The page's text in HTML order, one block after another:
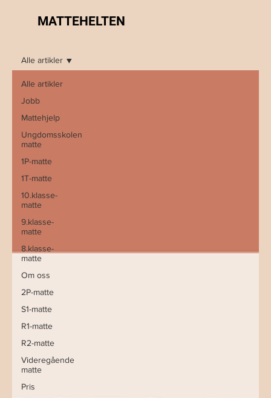
MATTEHELTEN
Alle artikler
Jobb
Mattehjelp
Ungdomsskolen
matte
1P-matte
1T-matte
10.klasse-
matte
9.klasse-
matte
8.klasse-
matte
Om oss
2P-matte
S1-matte
R1-matte
R2-matte
Videregående
matte
Pris
Alle artikler